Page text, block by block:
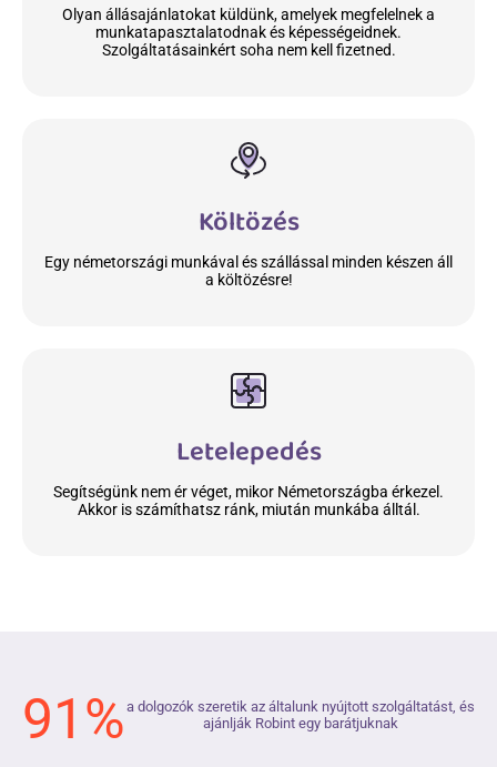
Olyan állásajánlatokat küldünk, amelyek megfelelnek a
munkatapasztalatodnak és képességeidnek.
Szolgáltatásainkért soha nem kell fizetned.
Költözés
Egy németországi munkával és szállással minden készen áll
a költözésre!
Letelepedés
Segítségünk nem ér véget, mikor Németországba érkezel.
Akkor is számíthatsz ránk, miután munkába álltál.
91% a dolgozók szeretik az általunk nyújtott szolgáltatást, és
ajánlják Robint egy barátjuknak